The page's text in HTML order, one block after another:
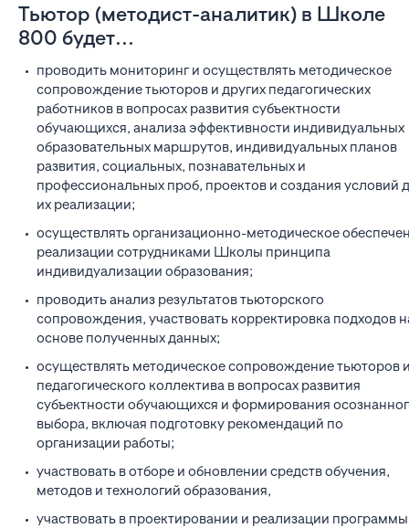
Тьютор (методист-аналитик) в Школе
800 будет...
проводить мониторинг и осуществлять методическое
сопровождение тьюторов и других педагогических
работников в вопросах развития субъектности
обучающихся, анализа эффективности индивидуальных
образовательных маршрутов, индивидуальных планов
развития, социальных, познавательных и
профессиональных проб, проектов и создания условий
их реализации;
осуществлять организационно-методическое
реализации сотрудниками Школы принципа
индивидуализации образования;
проводить анализ результатов тьюторского
сопровождения, участвовать корректировка подходов
основе полученных данных;
осуществлять методическое сопровождение тьюторов
педагогического коллектива в вопросах развития
субъектности обучающихся и формирования
выбора, включая подготовку рекомендаций по
организации работы;
участвовать в отборе и обновлении средств обучения,
методов и технологий образования,
участвовать в проектировании и реализации программы